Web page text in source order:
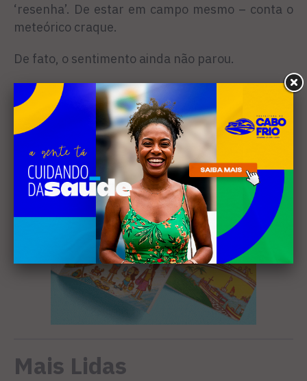
‘resenha’. De estar em campo mesmo – conta o
meteórico craque.
De fato, o sentimento ainda não parou.
Mais Lidas